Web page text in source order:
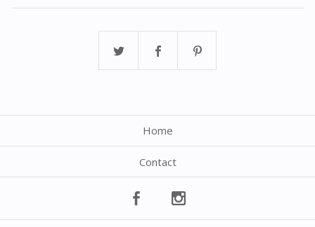
Home
Contact